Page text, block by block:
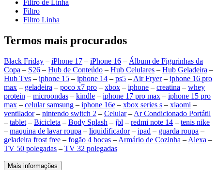
Filtro de Linha
Filtro
Filtro Linha
Termos mais procurados
Black Friday – iPhone 17 – iPhone 16 – Álbum de Figurinhas da
Copa – S26 – Hub de Conteúdo – Hub Celulares – Hub Geladeira –
Hub Tvs – iphone 15 – iphone 14 – ps5 – Air Fryer– iphone 16 pro
max – geladeira – poco x7 pro – xbox – iphone – creatina – whey
protein – microondas – kindle – iphone 17 pro max – iphone 15 pro
max – celular samsung – iphone 16e – xbox series s – xiaomi –
ventilador– nintendo switch 2 – Celular– Ar Condicionado Portátil
– tablet – Bicicleta – Body Splash – jbl – redmi note 14 – tenis nike
– maquina de lavar roupa – liquidificador– ipad – guarda roupa –
geladeira frost free – fogão 4 bocas – Armário de Cozinha – Alexa –
TV 50 polegadas – TV 32 polegadas
Mais informações